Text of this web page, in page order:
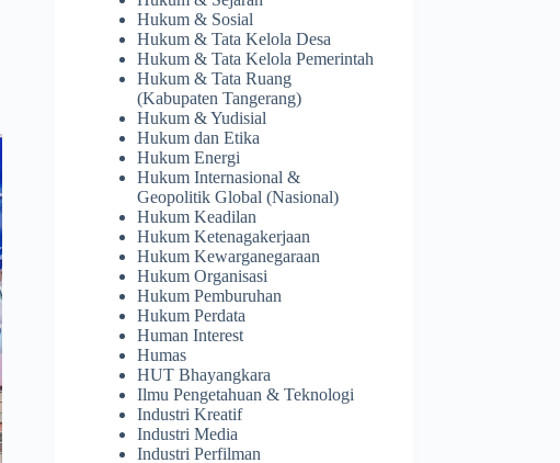
Hukum & Sosial
Hukum & Tata Kelola Desa
Hukum & Tata Kelola Pemerintah
Hukum & Tata Ruang
(Kabupaten Tangerang)
Hukum & Yudisial
Hukum dan Etika
Hukum Energi
Hukum Internasional &
Geopolitik Global (Nasional)
Hukum Keadilan
Hukum Ketenagakerjaan
Hukum Kewarganegaraan
Hukum Organisasi
Hukum Pemburuhan
Hukum Perdata
Human Interest
Humas
HUT Bhayangkara
Ilmu Pengetahuan & Teknologi
Industri Kreatif
Industri Media
Industri Perfilman